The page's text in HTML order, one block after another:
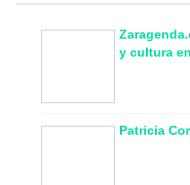
y cultura
Patricia